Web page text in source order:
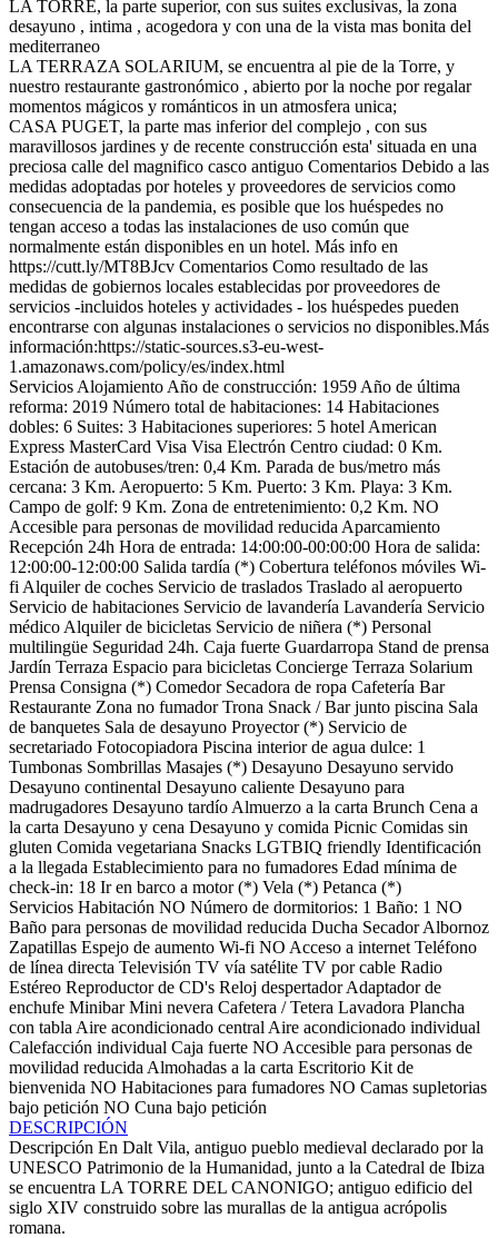
LA TORRE, la parte superior, con sus suites exclusivas, la zona
desayuno , intima , acogedora y con una de la vista mas bonita del
mediterraneo
LA TERRAZA SOLARIUM, se encuentra al pie de la Torre, y
nuestro restaurante gastronómico , abierto por la noche por regalar
momentos mágicos y románticos in un atmosfera unica;
CASA PUGET, la parte mas inferior del complejo , con sus
maravillosos jardines y de recente construcción esta' situada en una
preciosa calle del magnifico casco antiguo Comentarios Debido a las
medidas adoptadas por hoteles y proveedores de servicios como
consecuencia de la pandemia, es posible que los huéspedes no
tengan acceso a todas las instalaciones de uso común que
normalmente están disponibles en un hotel. Más info en
https://cutt.ly/MT8BJcv Comentarios Como resultado de las
medidas de gobiernos locales establecidas por proveedores de
servicios -incluidos hoteles y actividades - los huéspedes pueden
encontrarse con algunas instalaciones o servicios no disponibles.Más
información:https://static-sources.s3-eu-west-
1.amazonaws.com/policy/es/index.html
Servicios Alojamiento Año de construcción: 1959 Año de última
reforma: 2019 Número total de habitaciones: 14 Habitaciones
dobles: 6 Suites: 3 Habitaciones superiores: 5 hotel American
Express MasterCard Visa Visa Electrón Centro ciudad: 0 Km.
Estación de autobuses/tren: 0,4 Km. Parada de bus/metro más
cercana: 3 Km. Aeropuerto: 5 Km. Puerto: 3 Km. Playa: 3 Km.
Campo de golf: 9 Km. Zona de entretenimiento: 0,2 Km. NO
Accesible para personas de movilidad reducida Aparcamiento
Recepción 24h Hora de entrada: 14:00:00-00:00:00 Hora de salida:
12:00:00-12:00:00 Salida tardía (*) Cobertura teléfonos móviles Wi-
fi Alquiler de coches Servicio de traslados Traslado al aeropuerto
Servicio de habitaciones Servicio de lavandería Lavandería Servicio
médico Alquiler de bicicletas Servicio de niñera (*) Personal
multilingüe Seguridad 24h. Caja fuerte Guardarropa Stand de prensa
Jardín Terraza Espacio para bicicletas Concierge Terraza Solarium
Prensa Consigna (*) Comedor Secadora de ropa Cafetería Bar
Restaurante Zona no fumador Trona Snack / Bar junto piscina Sala
de banquetes Sala de desayuno Proyector (*) Servicio de
secretariado Fotocopiadora Piscina interior de agua dulce: 1
Tumbonas Sombrillas Masajes (*) Desayuno Desayuno servido
Desayuno continental Desayuno caliente Desayuno para
madrugadores Desayuno tardío Almuerzo a la carta Brunch Cena a
la carta Desayuno y cena Desayuno y comida Picnic Comidas sin
gluten Comida vegetariana Snacks LGTBIQ friendly Identificación
a la llegada Establecimiento para no fumadores Edad mínima de
check-in: 18 Ir en barco a motor (*) Vela (*) Petanca (*)
Servicios Habitación NO Número de dormitorios: 1 Baño: 1 NO
Baño para personas de movilidad reducida Ducha Secador Albornoz
Zapatillas Espejo de aumento Wi-fi NO Acceso a internet Teléfono
de línea directa Televisión TV vía satélite TV por cable Radio
Estéreo Reproductor de CD's Reloj despertador Adaptador de
enchufe Minibar Mini nevera Cafetera / Tetera Lavadora Plancha
con tabla Aire acondicionado central Aire acondicionado individual
Calefacción individual Caja fuerte NO Accesible para personas de
movilidad reducida Almohadas a la carta Escritorio Kit de
bienvenida NO Habitaciones para fumadores NO Camas supletorias
bajo petición NO Cuna bajo petición
DESCRIPCIÓN
Descripción En Dalt Vila, antiguo pueblo medieval declarado por la
UNESCO Patrimonio de la Humanidad, junto a la Catedral de Ibiza
se encuentra LA TORRE DEL CANONIGO; antiguo edificio del
siglo XIV construido sobre las murallas de la antigua acrópolis
romana.